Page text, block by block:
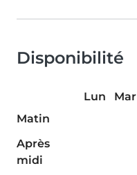
Disponibilité
Lun Mar
Matin
Après
midi